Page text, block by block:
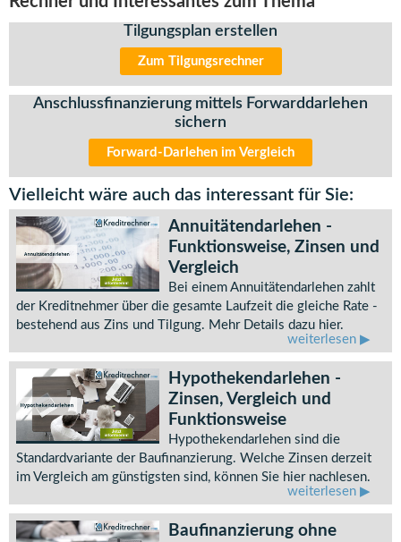
Tilgungsplan erstellen
Zum Tilgungsrechner
Anschlussfinanzierung mittels Forwarddarlehen
sichern
Forward-Darlehen im Vergleich
Vielleicht wäre auch das interessant für Sie:
Annuitätendarlehen -
Funktionsweise, Zinsen und
Vergleich
Bei einem Annuitätendarlehen zahlt
der Kreditnehmer über die gesamte Laufzeit die gleiche Rate -
bestehend aus Zins und Tilgung. Mehr Details dazu hier.
weiterlesen
Hypothekendarlehen -
Zinsen, Vergleich und
Funktionsweise
Hypothekendarlehen sind die
Standardvariante der Baufinanzierung. Welche Zinsen derzeit
im Vergleich am günstigsten sind, können Sie hier nachlesen.
weiterlesen
Baufinanzierung ohne